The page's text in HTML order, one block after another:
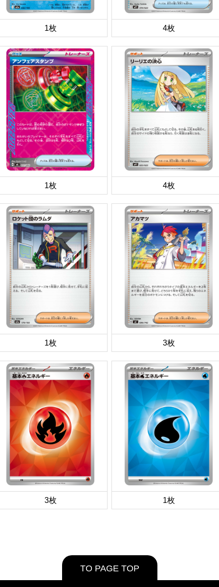
1枚 4枚
1枚 4枚
1枚 3枚
3枚 1枚
TO PAGE TOP